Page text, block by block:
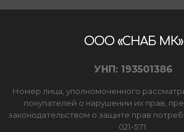
ООО «СНАБ МК»
УНП: 193501386
Номер лица, уполномоченного
покупателей о нарушении их прав,
законодательством о защите прав
021-571.